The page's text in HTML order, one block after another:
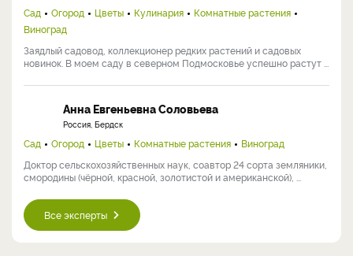
Сад Огород Цветы Кулинария
Комнатные растения
Виноград
Заядлый садовод, коллекционер редких растений и садовых
новинок. В моем саду в северном Подмосковье успешно растут ...
Анна Евгеньевна Соловьева
Россия, Бердск
Сад Огород Цветы Комнатные растения
Виноград
Доктор сельскохозяйственных наук, соавтор 24 сорта земляники,
смородины (чёрной, красной, золотистой и американской), ...
Все эксперты